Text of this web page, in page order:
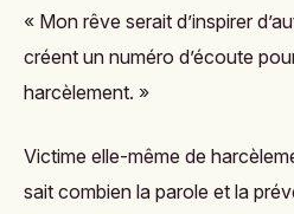
« Mon rêve serait d’inspirer
créent un numéro d’écoute
harcèlement. »
Victime elle-même de
sait combien la parole et la